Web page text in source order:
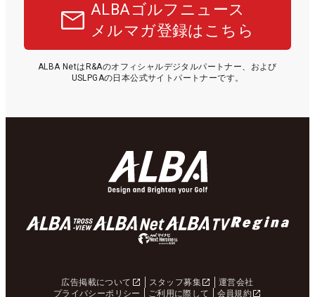
ALBAゴルフニュース
メルマガ登録はこちら
ALBA NetはR&Aのオフィシャルデジタルパートナー、および
USLPGAの日本公式サイトパートナーです。
広告掲載について スタッフ募集
運営会社
プライバシーポリシー
ご利用に際して 会員規約